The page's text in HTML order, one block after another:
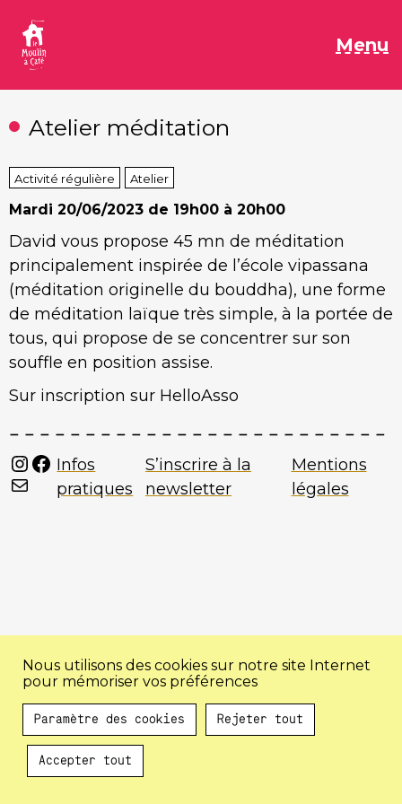
contenu
Menu
Atelier méditation
Activité régulière Atelier
Mardi 20/06/2023 de 19h00 à 20h00
David vous propose 45 mn de méditation
principalement inspirée de l’école vipassana
(méditation originelle du bouddha), une forme
de méditation laïque très simple, à la portée de
tous, qui propose de se concentrer sur son
souffle en position assise.
Sur inscription sur HelloAsso
Instagram
Facebook
Mail
Infos
pratiques
S’inscrire à la
newsletter
Mentions
légales
Au programme !
Nous utilisons des cookies sur notre site Internet
pour mémoriser vos préférences
Paramètre des cookies Rejeter tout
Accepter tout